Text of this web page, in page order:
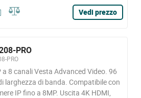
Vedi prezzo
PRO
PRO
a 8 canali Vesta Advanced Video. 96
larghezza di banda. Compatibile con
IP fino a 8MP. Uscita 4K HDMI,